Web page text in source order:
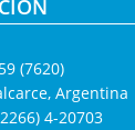
(7620)
Argentina
4-20703